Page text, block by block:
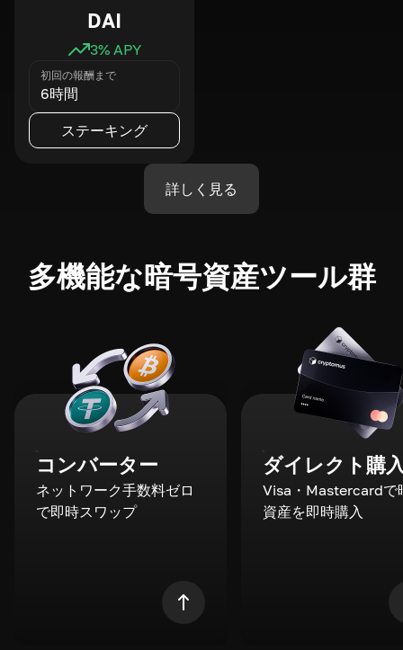
DAI
3% APY
初回の報酬まで
6時間
ステーキング
詳しく見る
多機能な暗号資産ツール群
コンバーター
ネットワーク手数料ゼロ
で即時スワップ
ダイレクト購
Visa・Mastercardで
資産を即時購入